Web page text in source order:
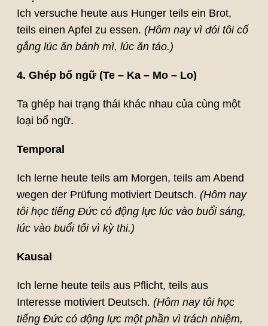
Ich versuche heute aus Hunger teils ein Brot,
teils einen Apfel zu essen. (Hôm nay vì đói tôi cố
gắng lúc ăn bánh mì, lúc ăn táo.)
4. Ghép bổ ngữ (Te – Ka – Mo – Lo)
Ta ghép hai trạng thái khác nhau của cùng một
loại bổ ngữ.
Temporal
Ich lerne heute teils am Morgen, teils am Abend
wegen der Prüfung motiviert Deutsch. (Hôm nay
tôi học tiếng Đức có động lực lúc vào buổi sáng,
lúc vào buổi tối vì kỳ thi.)
Kausal
Ich lerne heute teils aus Pflicht, teils aus
Interesse motiviert Deutsch. (Hôm nay tôi học
tiếng Đức có động lực một phần vì trách nhiệm,